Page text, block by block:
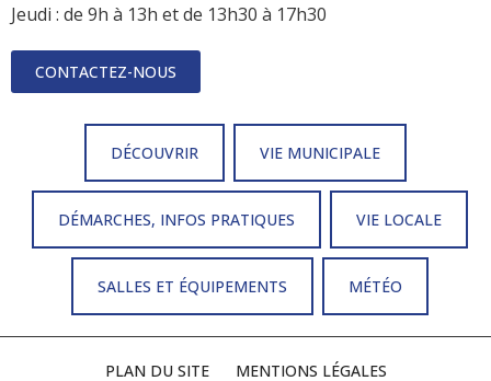
Jeudi : de 9h à 13h et de 13h30 à 17h30
CONTACTEZ-NOUS
DÉCOUVRIR VIE MUNICIPALE
DÉMARCHES, INFOS PRATIQUES VIE LOCALE
SALLES ET ÉQUIPEMENTS MÉTÉO
PLAN DU SITE MENTIONS LÉGALES